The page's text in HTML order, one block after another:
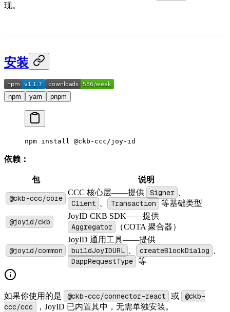
现。
安装
npm yarn pnpm
npm install @ckb-ccc/joy-id
依赖：
包 说明
@ckb-ccc/core
CCC 核心层——提供 Signer
Client Transaction 等基础类型
@joyid/ckb
JoyID CKB SDK——提供
Aggregator （COTA 聚合器）
@joyid/common
JoyID 通用工具——提供
buildJoyIDURL createBlockDialog
DappRequestType 等
如果你使用的是 @ckb-ccc/connector-react 或
@ckb-
ccc/ccc
，JoyID 已内置其中，无需单独安装。